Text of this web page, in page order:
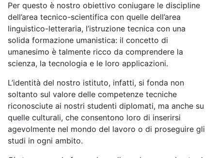
Per questo è nostro obiettivo coniugare le discipline
dell’area tecnico-scientifica con quelle dell’area
linguistico-letteraria, l’istruzione tecnica con una
solida formazione umanistica: il concetto di
umanesimo è talmente ricco da comprendere la
scienza, la tecnologia e le loro applicazioni.
L’identità del nostro istituto, infatti, si fonda non
soltanto sul valore delle competenze tecniche
riconosciute ai nostri studenti diplomati, ma anche su
quelle culturali, che consentono loro di inserirsi
agevolmente nel mondo del lavoro o di proseguire gli
studi in ogni ambito.